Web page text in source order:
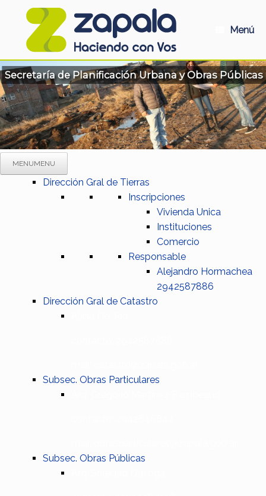
Menú
Secretaría de Planificación Urbana y Obras Públicas
MENUMENU
Dirección Gral de Tierras
Inscripciones
Vivienda Unica
Instituciones
Comercio
Responsable
Alejandro Hormachea
2942587886
Dirección Gral de Catastro
Subsec. Obras Particulares
Subsec. Obras Públicas